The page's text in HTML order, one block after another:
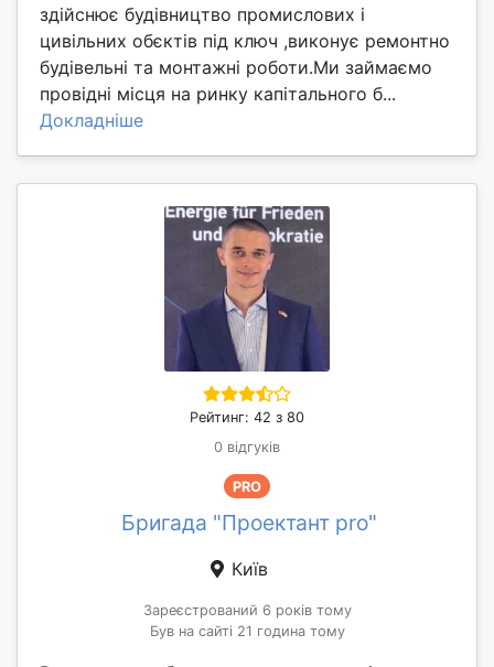
здійснює будівництво промислових і
цивільних обєктів під ключ ,виконує ремонтно
будівельні та монтажні роботи.Ми займаємо
провідні місця на ринку капітального б...
Докладніше
Рейтинг: 42 з 80
0 відгуків
PRO
Бригада "Проектант pro"
Київ
Зареєстрований 6 років тому
Був на сайті 21 година тому